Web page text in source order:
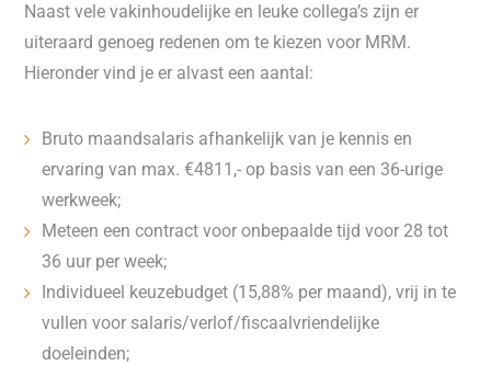
Naast vele vakinhoudelijke en leuke collega’s zijn er
uiteraard genoeg redenen om te kiezen voor MRM.
Hieronder vind je er alvast een aantal:
Bruto maandsalaris afhankelijk van je kennis en
ervaring van max. €4811,- op basis van een 36-urige
werkweek;
Meteen een contract voor onbepaalde tijd voor 28 tot
36 uur per week;
Individueel keuzebudget (15,88% per maand), vrij in te
vullen voor salaris/verlof/fiscaalvriendelijke
doeleinden;